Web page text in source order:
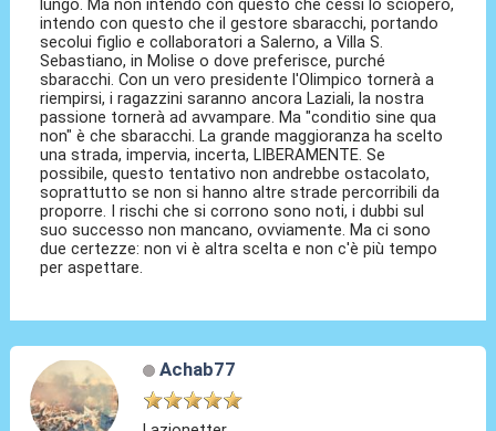
lungo. Ma non intendo con questo che cessi lo sciopero,
intendo con questo che il gestore sbaracchi, portando
secolui figlio e collaboratori a Salerno, a Villa S.
Sebastiano, in Molise o dove preferisce, purché
sbaracchi. Con un vero presidente l'Olimpico tornerà a
riempirsi, i ragazzini saranno ancora Laziali, la nostra
passione tornerà ad avvampare. Ma "conditio sine qua
non" è che sbaracchi. La grande maggioranza ha scelto
una strada, impervia, incerta, LIBERAMENTE. Se
possibile, questo tentativo non andrebbe ostacolato,
soprattutto se non si hanno altre strade percorribili da
proporre. I rischi che si corrono sono noti, i dubbi sul
suo successo non mancano, ovviamente. Ma ci sono
due certezze: non vi è altra scelta e non c'è più tempo
per aspettare.
Achab77